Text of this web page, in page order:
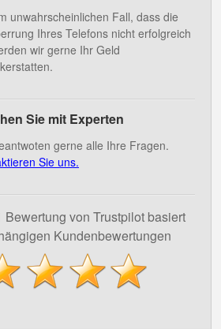
unwahrscheinlichen Fall, dass die
Ihres Telefons nicht erfolgreich
wir gerne Ihr Geld
Sie mit Experten
gerne alle Ihre Fragen.
Sie uns.
Bewertung von Trustpilot basiert
Kundenbewertungen